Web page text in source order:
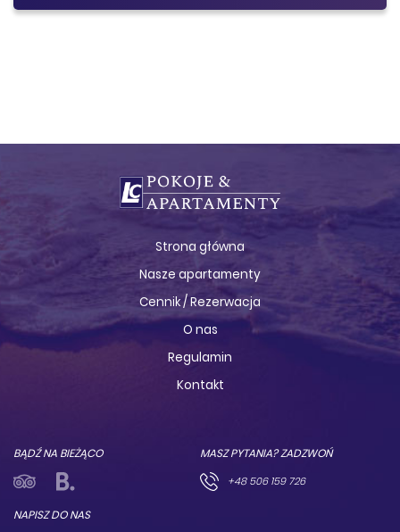
Strona główna
Nasze apartamenty
Cennik / Rezerwacja
O nas
Regulamin
Kontakt
BĄDŹ NA BIEŻĄCO MASZ PYTANIA? ZADZWOŃ
+48 506 159 726
NAPISZ DO NAS